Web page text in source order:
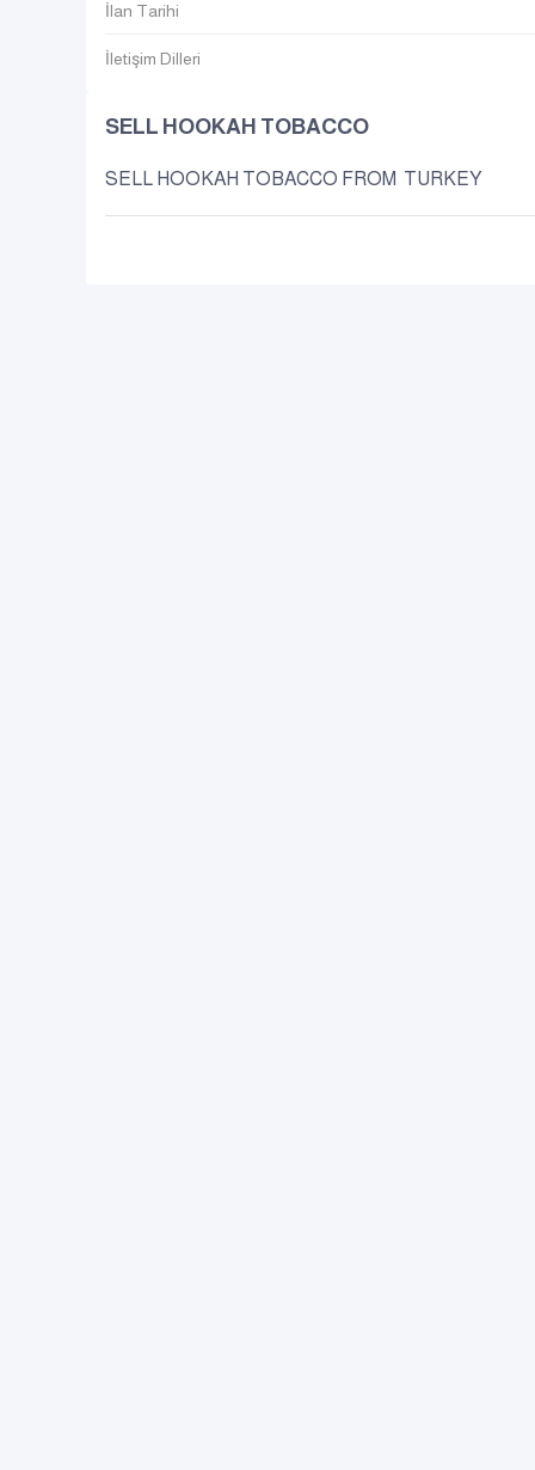
İlan Tarihi
İletişim Dilleri
SELL HOOKAH TOBACCO
SELL HOOKAH TOBACCO FROM TURKEY